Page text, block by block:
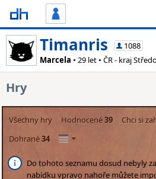
Timanris
1088
Marcela • 29 let • ČR - kraj
Hry
Všechny hry Hodnocené39 Chci si
Dohrané34
Do tohoto seznamu dosud nebyly
nabídku vpravo nahoře můžete